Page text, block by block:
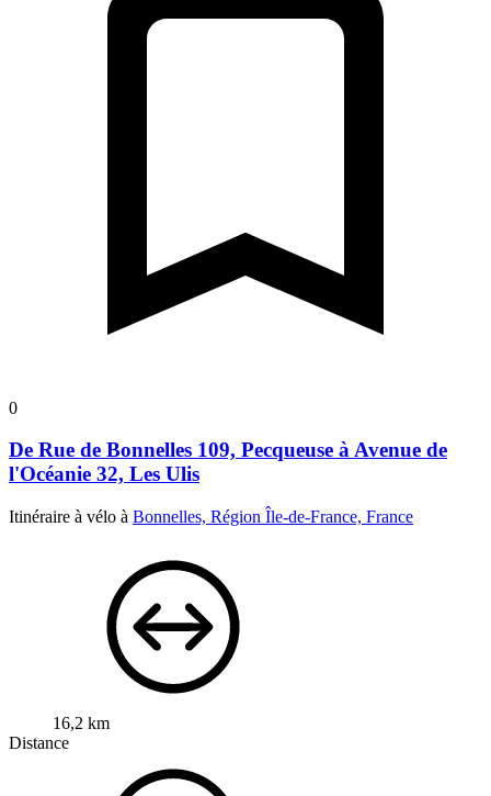
0
De Rue de Bonnelles 109, Pecqueuse à Avenue de
l'Océanie 32, Les Ulis
Itinéraire à vélo à Bonnelles, Région Île-de-France, France
16,2 km
Distance